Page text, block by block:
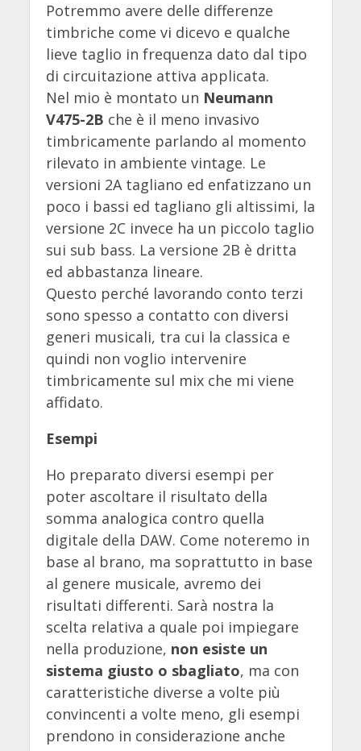
Potremmo avere delle differenze
timbriche come vi dicevo e qualche
lieve taglio in frequenza dato dal tipo
di circuitazione attiva applicata.
Nel mio è montato un Neumann
V475-2B che è il meno invasivo
timbricamente parlando al momento
rilevato in ambiente vintage. Le
versioni 2A tagliano ed enfatizzano un
poco i bassi ed tagliano gli altissimi, la
versione 2C invece ha un piccolo taglio
sui sub bass. La versione 2B è dritta
ed abbastanza lineare.
Questo perché lavorando conto terzi
sono spesso a contatto con diversi
generi musicali, tra cui la classica e
quindi non voglio intervenire
timbricamente sul mix che mi viene
affidato.
Esempi
Ho preparato diversi esempi per
poter ascoltare il risultato della
somma analogica contro quella
digitale della DAW. Come noteremo in
base al brano, ma soprattutto in base
al genere musicale, avremo dei
risultati differenti. Sarà nostra la
scelta relativa a quale poi impiegare
nella produzione, non esiste un
sistema giusto o sbagliato, ma con
caratteristiche diverse a volte più
convincenti a volte meno, gli esempi
prendono in considerazione anche